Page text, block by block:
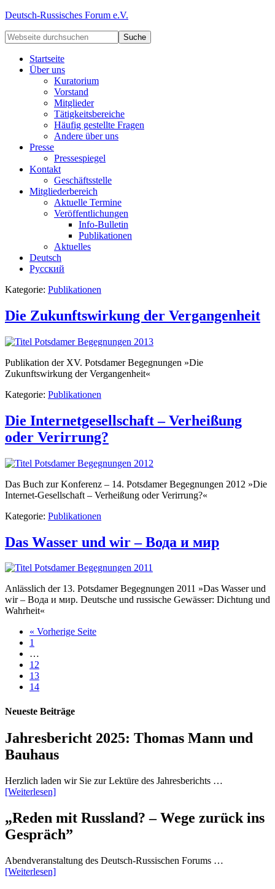
Deutsch-Russisches Forum e.V.
Startseite
Über uns
Kuratorium
Vorstand
Mitglieder
Tätigkeitsbereiche
Häufig gestellte Fragen
Andere über uns
Presse
Pressespiegel
Kontakt
Geschäftsstelle
Mitgliederbereich
Aktuelle Termine
Veröffentlichungen
Info-Bulletin
Publikationen
Aktuelles
Deutsch
Русский
Kategorie: Publikationen
Die Zukunftswirkung der Vergangenheit
Publikation der XV. Potsdamer Begegnungen »Die
Zukunftswirkung der Vergangenheit«
Kategorie: Publikationen
Die Internetgesellschaft – Verheißung
oder Verirrung?
Das Buch zur Konferenz – 14. Potsdamer Begegnungen 2012 »Die
Internet-Gesellschaft – Verheißung oder Verirrung?«
Kategorie: Publikationen
Das Wasser und wir – Вода и мир
Anlässlich der 13. Potsdamer Begegnungen 2011 »Das Wasser und
wir – Вода и мир. Deutsche und russische Gewässer: Dichtung und
Wahrheit«
« Vorherige Seite
1
…
12
13
14
Neueste Beiträge
Jahresbericht 2025: Thomas Mann und
Bauhaus
Herzlich laden wir Sie zur Lektüre des Jahresberichts …
[Weiterlesen]
„Reden mit Russland? – Wege zurück ins
Gespräch”
Abendveranstaltung des Deutsch-Russischen Forums …
[Weiterlesen]